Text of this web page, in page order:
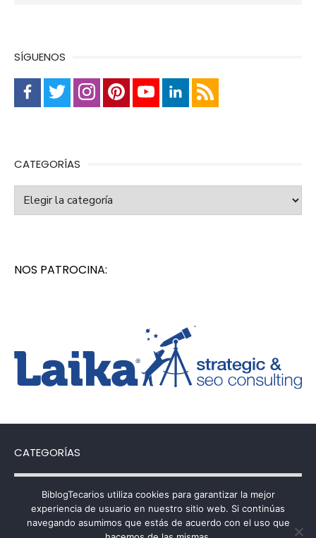
SÍGUENOS
CATEGORÍAS
Categorías
NOS PATROCINA:
CATEGORÍAS
Categorías
BiblogTecarios utiliza cookies para garantizar la mejor
experiencia de usuario en nuestro sitio web. Si continúas
navegando asumimos que estás de acuerdo con el uso que